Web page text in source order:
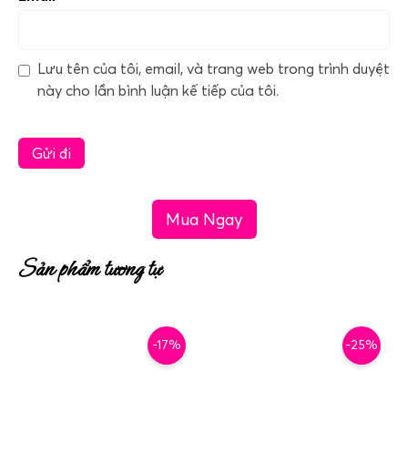
Lưu tên của tôi, email, và trang web trong trình duyệt
này cho lần bình luận kế tiếp của tôi.
Mua Ngay
Sản phẩm tương tự
-17% -25%